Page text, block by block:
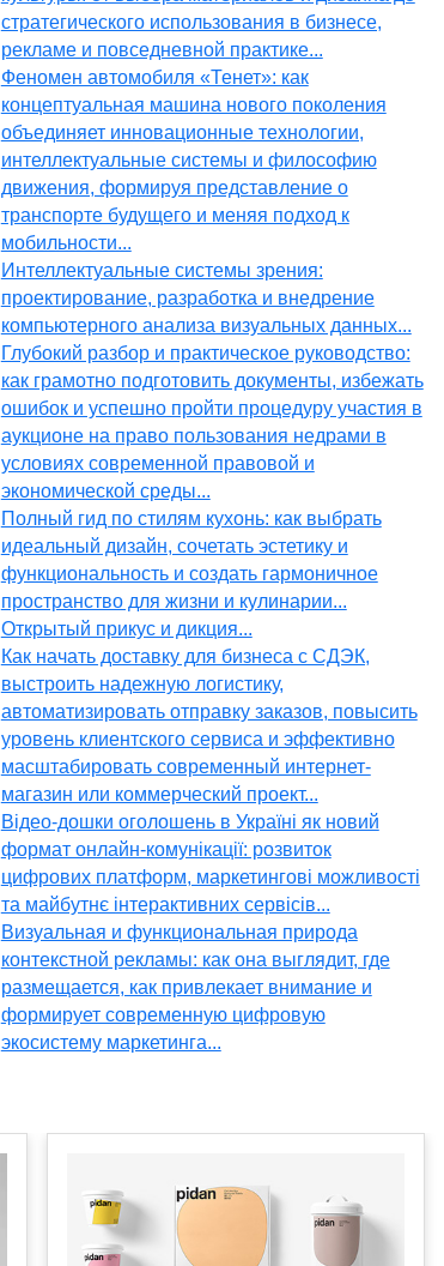
стратегического использования в бизнесе,
рекламе и повседневной практике...
Феномен автомобиля «Тенет»: как
концептуальная машина нового поколения
объединяет инновационные технологии,
интеллектуальные системы и философию
движения, формируя представление о
транспорте будущего и меняя подход к
мобильности...
Интеллектуальные системы зрения:
проектирование, разработка и внедрение
компьютерного анализа визуальных данных...
Глубокий разбор и практическое руководство:
как грамотно подготовить документы, избежать
ошибок и успешно пройти процедуру участия в
аукционе на право пользования недрами в
условиях современной правовой и
экономической среды...
Полный гид по стилям кухонь: как выбрать
идеальный дизайн, сочетать эстетику и
функциональность и создать гармоничное
пространство для жизни и кулинарии...
Открытый прикус и дикция...
Как начать доставку для бизнеса с СДЭК,
выстроить надежную логистику,
автоматизировать отправку заказов, повысить
уровень клиентского сервиса и эффективно
масштабировать современный интернет-
магазин или коммерческий проект...
Відео-дошки оголошень в Україні як новий
формат онлайн-комунікації: розвиток
цифрових платформ, маркетингові можливості
та майбутнє інтерактивних сервісів...
Визуальная и функциональная природа
контекстной рекламы: как она выглядит, где
размещается, как привлекает внимание и
формирует современную цифровую
экосистему маркетинга...